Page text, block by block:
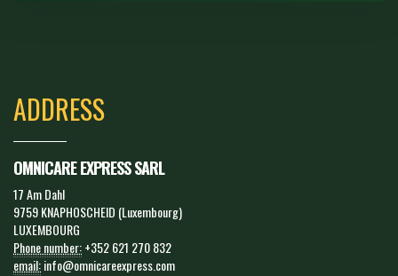
ADDRESS
OMNICARE EXPRESS SARL
17 Am Dahl
9759 KNAPHOSCHEID (Luxembourg)
LUXEMBOURG
Phone number:+352 621 270 832
email:info@omnicareexpress.com